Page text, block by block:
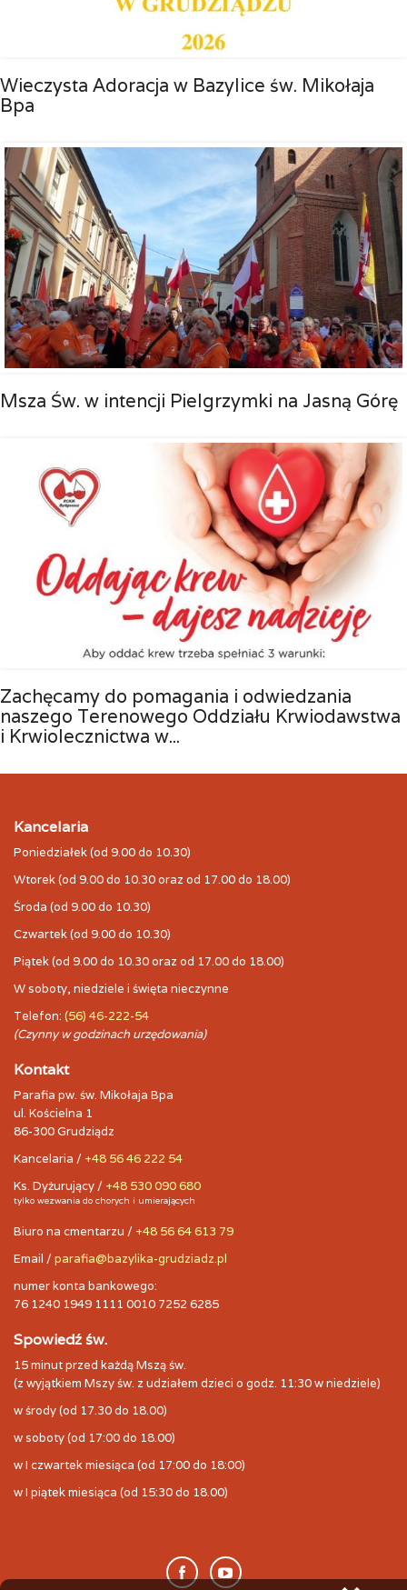
Wieczysta Adoracja w Bazylice św. Mikołaja
Bpa
Msza Św. w intencji Pielgrzymki na Jasną Górę
Zachęcamy do pomagania i odwiedzania
naszego Terenowego Oddziału Krwiodawstwa
i Krwiolecznictwa w...
Kancelaria
Poniedziałek (od 9.00 do 10.30)
Wtorek (od 9.00 do 10.30 oraz od 17.00 do 18.00)
Środa (od 9.00 do 10.30)
Czwartek (od 9.00 do 10.30)
Piątek (od 9.00 do 10.30 oraz od 17.00 do 18.00)
W soboty, niedziele i święta nieczynne
Telefon: (56) 46-222-54
(Czynny w godzinach urzędowania)
Kontakt
Parafia pw. św. Mikołaja Bpa
ul. Kościelna 1
86-300 Grudziądz
Kancelaria / +48 56 46 222 54
Ks. Dyżurujący / +48 530 090 680
tylko wezwania do chorych i umierających
Biuro na cmentarzu / +48 56 64 613 79
Email /parafia@bazylika-grudziadz.pl
numer konta bankowego:
76 1240 1949 1111 0010 7252 6285
Spowiedź św.
15 minut przed każdą Mszą św.
(z wyjątkiem Mszy św. z udziałem dzieci o godz. 11:30 w niedziele)
w środy (od 17.30 do 18.00)
w soboty (od 17:00 do 18.00)
w I czwartek miesiąca (od 17:00 do 18:00)
w I piątek miesiąca (od 15:30 do 18.00)